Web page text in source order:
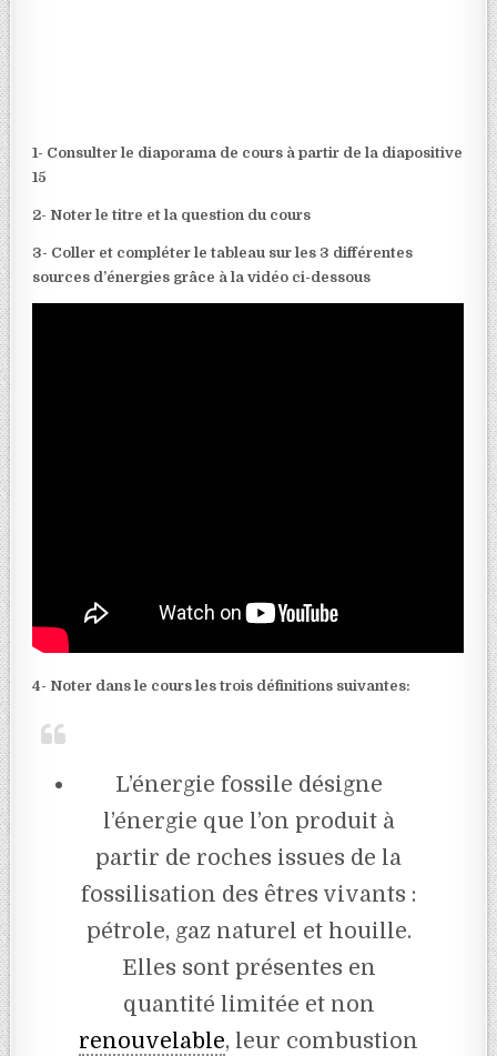
1- Consulter le diaporama de cours à partir de la diapositive
15
2- Noter le titre et la question du cours
3- Coller et compléter le tableau sur les 3 différentes
sources d’énergies grâce à la vidéo ci-dessous
4- Noter dans le cours les trois définitions suivantes:
L’énergie fossile désigne
l’énergie que l’on produit à
partir de roches issues de la
fossilisation des êtres vivants :
pétrole, gaz naturel et houille.
Elles sont présentes en
quantité limitée et non
renouvelable, leur combustion